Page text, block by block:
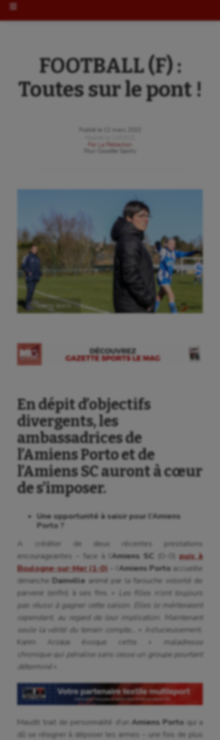
FOOTBALL (F) :
Toutes sur le pont !
Publié le
12 mars 2022
Par
La Rédaction
Gazette Sports
Ⓒ Gazette Sports
En dépit d’objectifs
divergents, les
ambassadrices de
l’Amiens Porto et de
l’Amiens SC auront à cœur
de s’imposer.
Une opportunité à saisir pour l’Amiens
Porto ?
A créditer de deux récentes prestations
encourageantes – face à l’ Amiens SC (0-0)puis à
Boulogne-sur-Mer(1-0) Amiens Porto accueille
dimanche Dainville animé par la farouche volonté de
parvenir (enfin) à ses fins. «
Les filles n’ont toujours
pas réussi à gagner cette saison. Elles le mériteraient
cependant, au regard de leur implication. Maintenant
seule la vérité du terrain compte…
» Astucieusement,
Karim Arzalai évoque cette «
maladresse
chronique qui pénalise sans cesse un groupe pourtant
déterminé
Maudit trait de personnalité d’un Amiens Portoqui a
dû se résigner à déposer les armes – une fois de plus